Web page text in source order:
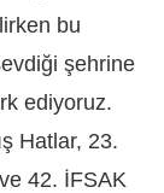
bu
şehrine
ediyoruz.
Hatlar, 23.
42. İFSAK